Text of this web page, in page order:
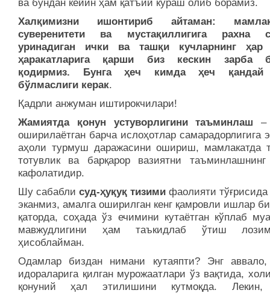
ва бундан кейин ҳам қатъий кураш олиб борамиз.
Халқимизни ишонтириб айтаман:
суверенитети ва мустақиллигига рахна
уринадиган ички ва ташқи кучларнинг ҳар
ҳаракатларига қарши биз кескин зарба
қодирмиз. Бунга ҳеч кимда ҳеч қандай
бўлмаслиги керак.
Қадрли анжуман иштирокчилари!
Жамиятда қонун устуворлигини таъминлаш –
оширилаётган барча ислоҳотлар самарадорлигига
аҳоли турмуш даражасини ошириш, мамлакатда
тотувлик ва барқарор вазиятни
кафолатидир.
Шу сабабли суд-ҳуқуқ тизими фаолияти тўғрисида
эканмиз, амалга оширилган кенг қамровли ишлар
қаторда, соҳада ўз ечимини кутаётган кўплаб
мавжудлигини ҳам таъкидлаб ўтиш
ҳисоблайман.
Одамлар биздан нимани кутаяпти? Энг аввало,
идораларига қилган мурожаатлари ўз вақтида,
қонуний ҳал этилишини кутмоқда.